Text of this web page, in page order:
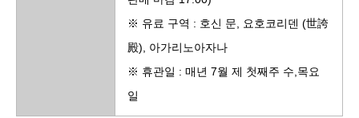
※ 유료 구역 : 호신 문, 요호코리덴 (世誇
殿), 아가리노아자나
※ 휴관일 : 매년 7월 제 첫째주 수,목요
일